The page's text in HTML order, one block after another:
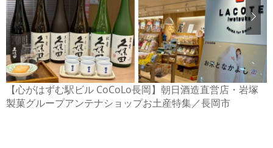
【心がはずむ駅ビル CoCoLo長岡】朝日酒造直営店・岩塚
製菓グループアンテナショップお土産特集／長岡市